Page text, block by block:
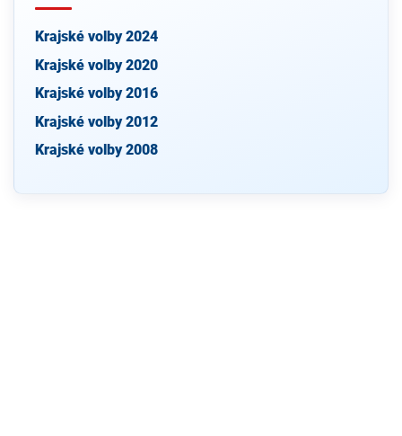
Krajské volby 2024
Krajské volby 2020
Krajské volby 2016
Krajské volby 2012
Krajské volby 2008